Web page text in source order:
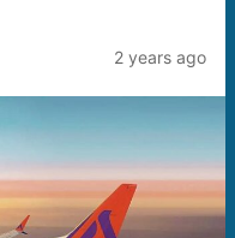
2 years ago